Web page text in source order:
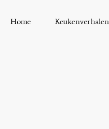
Home Keukenverhalen